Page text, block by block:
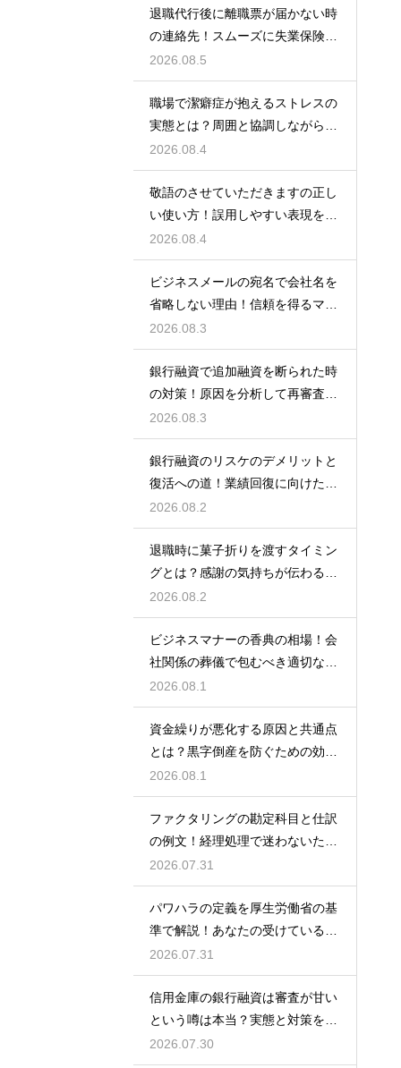
退職代行後に離職票が届かない時
の連絡先！スムーズに失業保険を
もらう術
2026.08.5
職場で潔癖症が抱えるストレスの
実態とは？周囲と協調しながら快
適に働く術
2026.08.4
敬語のさせていただきますの正し
い使い方！誤用しやすい表現を理
解する術
2026.08.4
ビジネスメールの宛名で会社名を
省略しない理由！信頼を得るマナ
ー
2026.08.3
銀行融資で追加融資を断られた時
の対策！原因を分析して再審査を
狙う
2026.08.3
銀行融資のリスケのデメリットと
復活への道！業績回復に向けた事
業計画
2026.08.2
退職時に菓子折りを渡すタイミン
グとは？感謝の気持ちが伝わる正
しいマナー
2026.08.2
ビジネスマナーの香典の相場！会
社関係の葬儀で包むべき適切な金
額の目安
2026.08.1
資金繰りが悪化する原因と共通点
とは？黒字倒産を防ぐための効果
的な対策
2026.08.1
ファクタリングの勘定科目と仕訳
の例文！経理処理で迷わないため
の知識
2026.07.31
パワハラの定義を厚生労働省の基
準で解説！あなたの受けている行
為は該当する？
2026.07.31
信用金庫の銀行融資は審査が甘い
という噂は本当？実態と対策を徹
底解説
2026.07.30